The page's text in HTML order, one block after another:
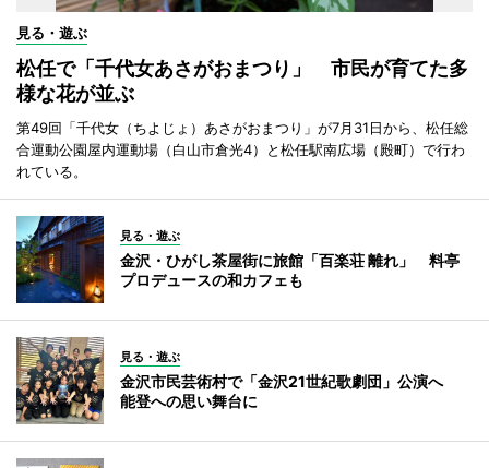
見る・遊ぶ
松任で「千代女あさがおまつり」 市民が育てた多
様な花が並ぶ
第49回「千代女（ちよじょ）あさがおまつり」が7月31日から、松任総
合運動公園屋内運動場（白山市倉光4）と松任駅南広場（殿町）で行わ
れている。
見る・遊ぶ
金沢・ひがし茶屋街に旅館「百楽荘 離れ」 料亭
プロデュースの和カフェも
見る・遊ぶ
金沢市民芸術村で「金沢21世紀歌劇団」公演へ
能登への思い舞台に